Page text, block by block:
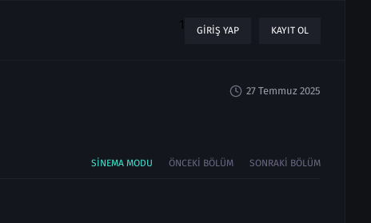
1 GIRIŞ YAP KAYIT OL
27 Temmuz 2025
SINEMA MODU ÖNCEKI BÖLÜM SONRAKI BÖLÜM